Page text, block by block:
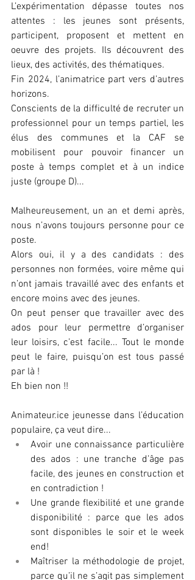
L’expérimentation dépasse toutes nos
attentes : les jeunes sont présents,
participent, proposent et mettent en
oeuvre des projets. Ils découvrent des
lieux, des activités, des thématiques.
Fin 2024, l’animatrice part vers d’autres
horizons.
Conscients de la difficulté de recruter un
professionnel pour un temps partiel, les
élus des communes et la CAF se
mobilisent pour pouvoir financer un
poste à temps complet et à un indice
juste (groupe D)...
Malheureusement, un an et demi après,
nous n’avons toujours personne pour ce
poste.
Alors oui, il y a des candidats : des
personnes non formées, voire même qui
n’ont jamais travaillé avec des enfants et
encore moins avec des jeunes.
On peut penser que travailler avec des
ados pour leur permettre d’organiser
leur loisirs, c’est facile... Tout le monde
peut le faire, puisqu’on est tous passé
par là !
Eh bien non !!
Animateur.ice jeunesse dans l’éducation
populaire, ça veut dire...
Avoir une connaissance particulière
des ados : une tranche d’âge pas
facile, des jeunes en construction et
en contradiction !
Une grande flexibilité et une grande
disponibilité : parce que les ados
sont disponibles le soir et le week
end!
Maîtriser la méthodologie de projet,
parce qu’il ne s’agit pas simplement